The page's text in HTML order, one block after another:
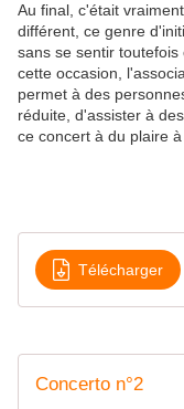
Au final, c'était
différent, ce genre
sans se sentir
cette occasion,
permet à des
réduite, d'assister à
ce concert à du plaire à
Télécharger
Concerto n°2